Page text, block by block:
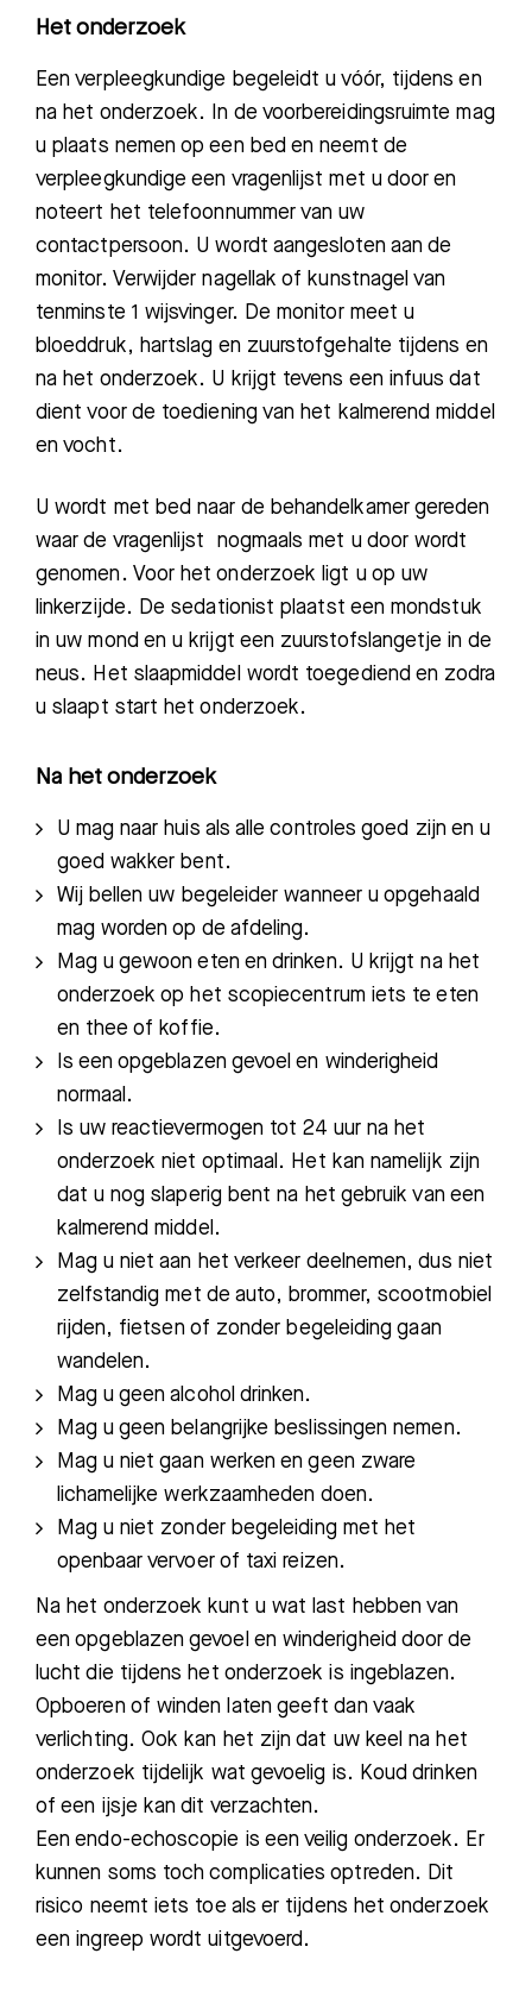
Zoeken
Meest gezocht:
Bezoektijden
Afspraak maken
Afdelingen
Het onderzoek
Een verpleegkundige begeleidt u vóór, tijdens en
na het onderzoek. In de voorbereidingsruimte mag
u plaats nemen op een bed en neemt de
verpleegkundige een vragenlijst met u door en
noteert het telefoonnummer van uw
contactpersoon. U wordt aangesloten aan de
monitor. Verwijder nagellak of kunstnagel van
tenminste 1 wijsvinger. De monitor meet u
bloeddruk, hartslag en zuurstofgehalte tijdens en
na het onderzoek. U krijgt tevens een infuus dat
dient voor de toediening van het kalmerend middel
en vocht.
U wordt met bed naar de behandelkamer gereden
waar de vragenlijst nogmaals met u door wordt
genomen. Voor het onderzoek ligt u op uw
linkerzijde. De sedationist plaatst een mondstuk
in uw mond en u krijgt een zuurstofslangetje in de
neus. Het slaapmiddel wordt toegediend en zodra
u slaapt start het onderzoek.
Na het onderzoek
U mag naar huis als alle controles goed zijn en u
goed wakker bent.
Wij bellen uw begeleider wanneer u opgehaald
mag worden op de afdeling.
Mag u gewoon eten en drinken. U krijgt na het
onderzoek op het scopiecentrum iets te eten
en thee of koffie.
Is een opgeblazen gevoel en winderigheid
normaal.
Is uw reactievermogen tot 24 uur na het
onderzoek niet optimaal. Het kan namelijk zijn
dat u nog slaperig bent na het gebruik van een
kalmerend middel.
Mag u niet aan het verkeer deelnemen, dus niet
zelfstandig met de auto, brommer, scootmobiel
rijden, fietsen of zonder begeleiding gaan
wandelen.
Mag u geen alcohol drinken.
Mag u geen belangrijke beslissingen nemen.
Mag u niet gaan werken en geen zware
lichamelijke werkzaamheden doen.
Mag u niet zonder begeleiding met het
openbaar vervoer of taxi reizen.
Na het onderzoek kunt u wat last hebbenvan
een opgeblazen gevoel en winderigheid door de
lucht die tijdens het onderzoek is ingeblazen.
Opboeren of winden laten geeft dan vaak
verlichting. Ook kan het zijn dat uw keel na het
onderzoek tijdelijk wat gevoelig is. Koud drinken
of een ijsje kan dit verzachten.
Een endo-echoscopie is een veilig onderzoek. Er
kunnen soms toch complicaties optreden. Dit
risico neemt iets toe als er tijdens het onderzoek
een ingreep wordt uitgevoerd.